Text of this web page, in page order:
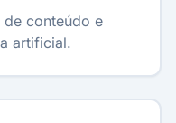
conteúdo e
artificial.